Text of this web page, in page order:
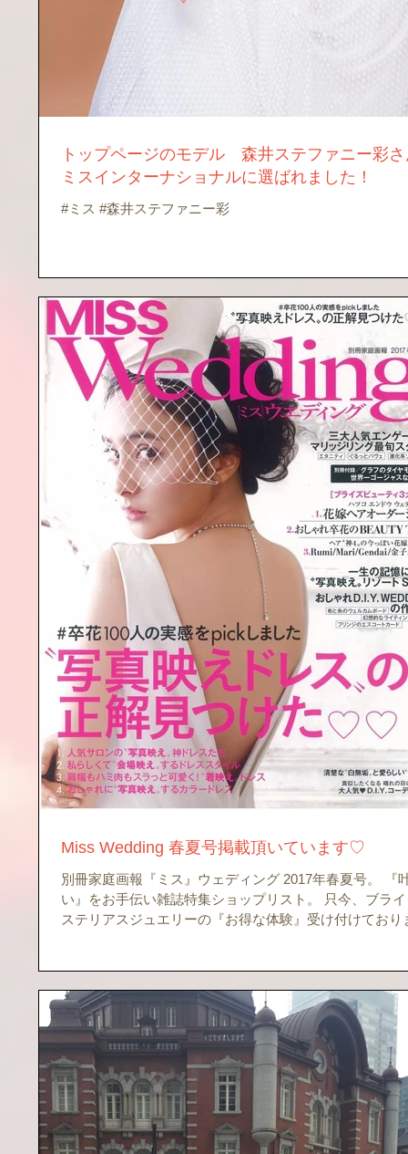
トップページのモデル 森井ステファニー彩
ミスインターナショナルに選ばれました！
#ミス #森井ステファニー彩
Miss Wedding 春夏号掲載頂いています♡
別冊家庭画報『ミス』ウェディング 2017年春夏号。 『
い』をお手伝い雑誌特集ショップリスト。 只今、ブラ
ステリアスジュエリーの『お得な体験』受け付けており